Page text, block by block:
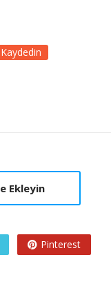
Ekleyin
Pinterest